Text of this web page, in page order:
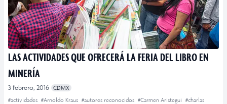
LAS ACTIVIDADES QUE OFRECERÁ LA FERIA DEL LIBRO EN
MINERÍA
3 febrero, 2016 CDMX
#actividades #Arnoldo Kraus #autores reconocidos #Carmen Aristegui #charlas